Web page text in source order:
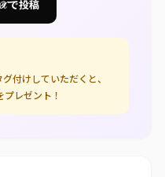
で投稿
付けしていただくと、
レゼント！